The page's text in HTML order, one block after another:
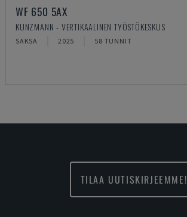
WF 650 5AX
KUNZMANN - VERTIKAALINEN TYÖSTÖKESKUS
SAKSA 2025 58 TUNNIT
TILAA UUTISKIRJEEMME!